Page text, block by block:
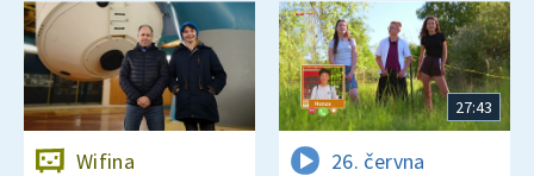
Wifina
27:43
26. června